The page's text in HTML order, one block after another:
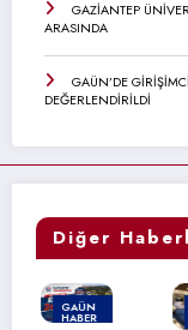
GAZİANTEP
ARASINDA
GAÜN’DE
DEĞERLENDİRİLDİ
Diğer
GAÜN
HABER